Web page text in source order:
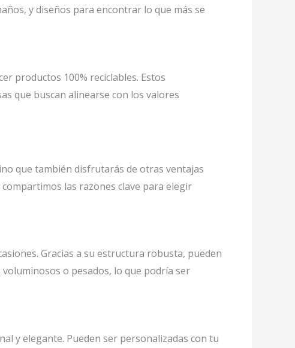
y diseños para encontrar lo que más se
productos 100% reciclables. Estos
que buscan alinearse con los valores
que también disfrutarás de otras ventajas
las razones clave para elegir
Gracias a su estructura robusta, pueden
o pesados, lo que podría ser
y elegante. Pueden ser personalizadas con tu